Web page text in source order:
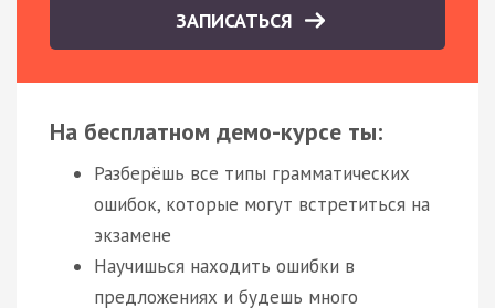
ЗАПИСАТЬСЯ
На бесплатном демо-курсе ты:
Разберёшь все типы грамматических
ошибок, которые могут встретиться на
экзамене
Научишься находить ошибки в
предложениях и будешь много